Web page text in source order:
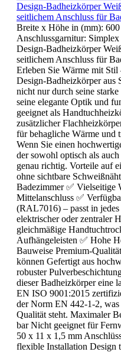
Design-Badheizkörper
seitlichem Anschluss für
Breite x Höhe in (mm):
Anschlussgarnitur:
Design-Badheizkörper
seitlichem Anschluss für
Erleben Sie Wärme mit
Design-Badheizkörper aus
nicht nur durch seine
seine elegante Optik und
geeignet als
zusätzlicher
für behagliche Wärme und
Wenn Sie einen
der sowohl optisch als
genau richtig. Vorteile auf
ohne sichtbare
Badezimmer ✅ Vielseitige
Mittelanschluss ✅
(RAL7016) – passt in
elektrischer oder zentraler
gleichmäßige
Aufhängeleisten ✅ Hohe
Bauweise Premium-
können Gefertigt aus
robuster
dieser Badheizkörper eine
EN ISO 9001:2015
der Norm EN 442-1-2,
Qualität steht. Maximaler
bar Nicht geeignet für
50 x 11 x 1,5 mm
flexible Installation Design